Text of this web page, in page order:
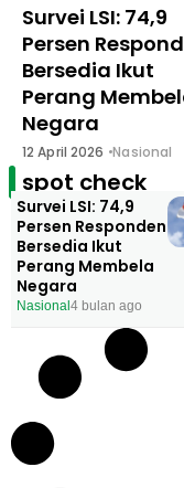
Survei LSI: 74,9
Persen
Bersedia Ikut
Perang
Negara
12 April 2026 Nasional
spot check
Survei LSI: 74,9
Persen Responden
Bersedia Ikut
Perang Membela
Negara
Nasional 4 bulan ago